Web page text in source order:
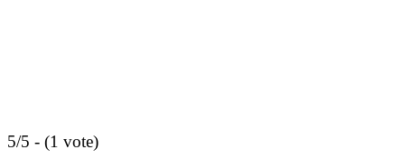
5/5 - (1 vote)